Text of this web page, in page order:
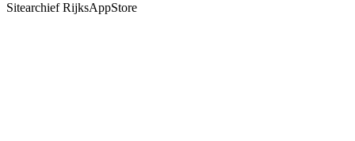
Sitearchief RijksAppStore